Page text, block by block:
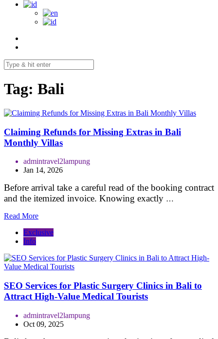
Tag: Bali
Claiming Refunds for Missing Extras in Bali
Monthly Villas
admintravel2lampung
Jan 14, 2026
Before arrival take a careful read of the booking contract
and the itemized invoice. Knowing exactly …
Read More
Exclusive
Info
SEO Services for Plastic Surgery Clinics in Bali to
Attract High-Value Medical Tourists
admintravel2lampung
Oct 09, 2025